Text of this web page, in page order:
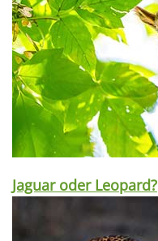
Jaguar oder Leopard?